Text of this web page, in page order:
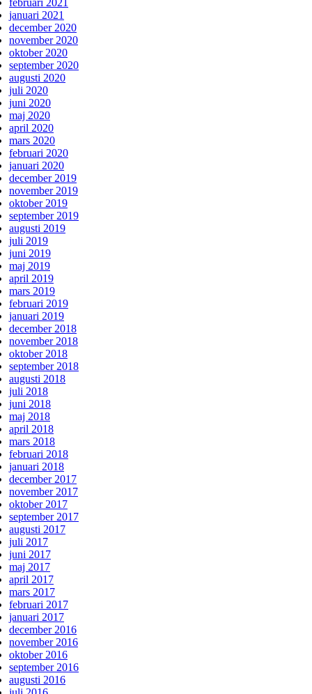
januari 2021
december 2020
november 2020
oktober 2020
september 2020
augusti 2020
juli 2020
juni 2020
maj 2020
april 2020
mars 2020
februari 2020
januari 2020
december 2019
november 2019
oktober 2019
september 2019
augusti 2019
juli 2019
juni 2019
maj 2019
april 2019
mars 2019
februari 2019
januari 2019
december 2018
november 2018
oktober 2018
september 2018
augusti 2018
juli 2018
juni 2018
maj 2018
april 2018
mars 2018
februari 2018
januari 2018
december 2017
november 2017
oktober 2017
september 2017
augusti 2017
juli 2017
juni 2017
maj 2017
april 2017
mars 2017
februari 2017
januari 2017
december 2016
november 2016
oktober 2016
september 2016
augusti 2016